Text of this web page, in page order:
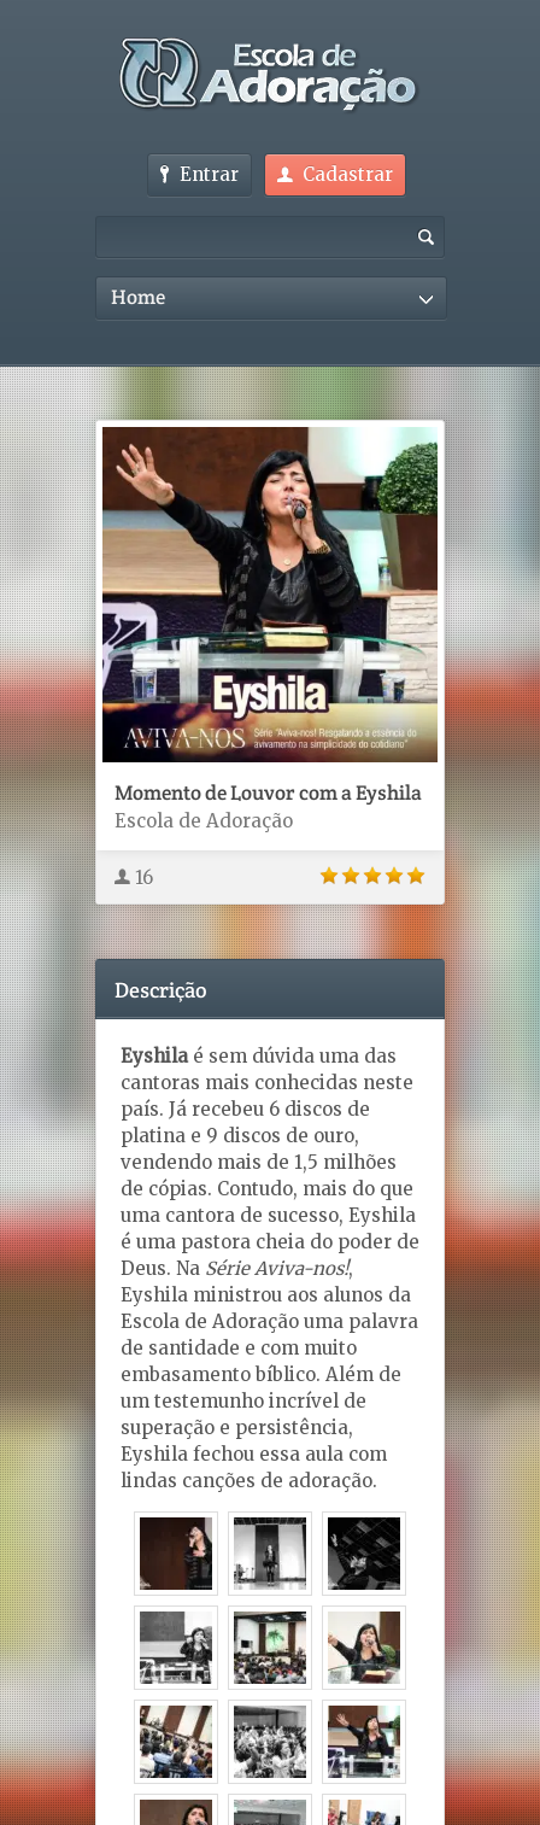
Entrar Cadastrar
Home
Momento de Louvor com a Eyshila
Escola de Adoração
16
Descrição
Eyshilaé sem dúvida uma das
cantoras mais conhecidas neste
país. Já recebeu 6 discos de
platina e 9 discos de ouro,
vendendo mais de 1,5 milhões
de cópias. Contudo, mais do que
uma cantora de sucesso, Eyshila
é uma pastora cheia do poder de
Deus. Na Série Aviva-nos!,
Eyshila ministrou aos alunos da
Escola de Adoração uma palavra
de santidade e com muito
embasamento bíblico. Além de
um testemunho incrível de
superação e persistência,
Eyshila fechou essa aula com
lindas canções de adoração.